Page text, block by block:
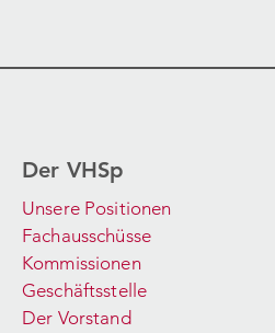
Der VHSp
Unsere Positionen
Fachausschüsse
Kommissionen
Geschäftsstelle
Der Vorstand